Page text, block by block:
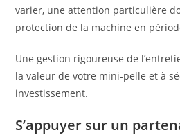
varier, une attention particulière
protection de la machine en
Une gestion rigoureuse de
la valeur de votre mini-pelle et à
investissement.
S’appuyer sur un